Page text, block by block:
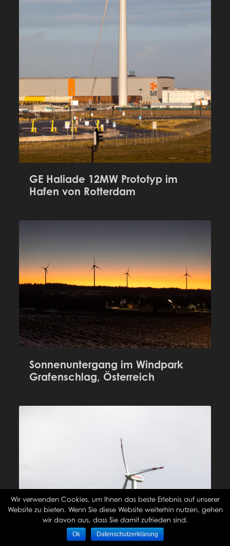
GE Haliade 12MW Prototyp im
Hafen von Rotterdam
Sonnenuntergang im Windpark
Grafenschlag, Österreich
Wir verwenden Cookies, um Ihnen das beste Erlebnis auf unserer
Website zu bieten. Wenn Sie diese Website weiterhin nutzen, gehen
wir davon aus, dass Sie damit zufrieden sind.
Ok Datenschutzerklärung